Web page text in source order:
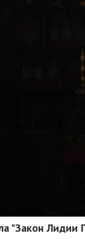
"Закон Лидии